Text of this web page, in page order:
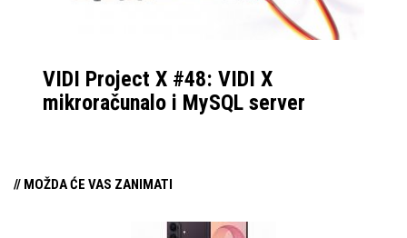
VIDI Project X #48: VIDI X
mikroračunalo i MySQL server
// MOŽDA ĆE VAS ZANIMATI